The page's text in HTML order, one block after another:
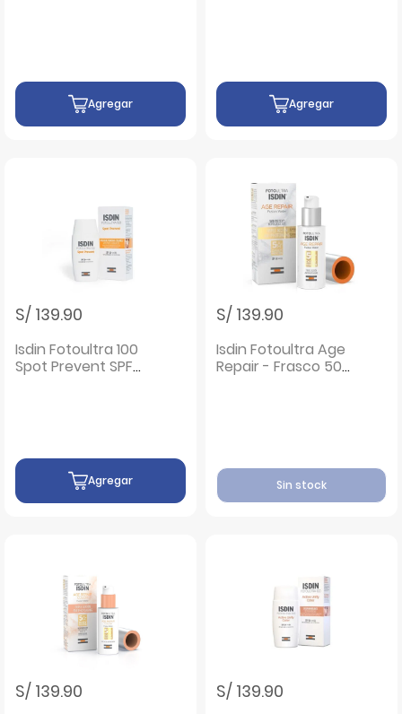
Agregar Agregar
S/ 139.90
Isdin Fotoultra 100
Spot Prevent SPF
Agregar
S/ 139.90
Isdin Fotoultra Age
Repair - Frasco 50
Sin stock
S/ 139.90 S/ 139.90